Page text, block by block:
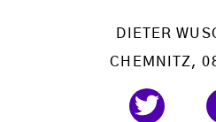
DIETER
CHEMNITZ ,